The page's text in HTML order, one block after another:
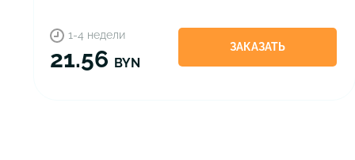
1-4 недели
21.56 BYN
ЗАКАЗАТЬ